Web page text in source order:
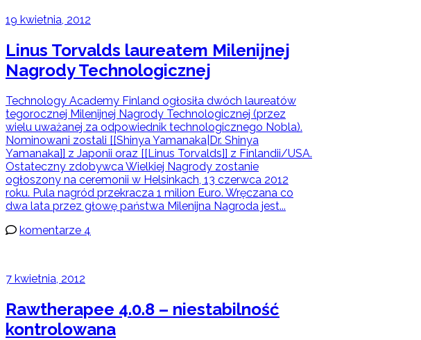
19 kwietnia, 2012
Linus Torvalds laureatem Milenijnej
Nagrody Technologicznej
Technology Academy Finland ogłosiła dwóch laureatów
tegorocznej Milenijnej Nagrody Technologicznej (przez
wielu uważanej za odpowiednik technologicznego Nobla).
Nominowani zostali [[Shinya Yamanaka|Dr. Shinya
Yamanaka]] z Japonii oraz [[Linus Torvalds]] z Finlandii/USA.
Ostateczny zdobywca Wielkiej Nagrody zostanie
ogłoszony na ceremonii w Helsinkach, 13 czerwca 2012
roku. Pula nagród przekracza 1 milion Euro. Wręczana co
dwa lata przez głowę państwa Milenijna Nagroda jest...
komentarze 4
7 kwietnia, 2012
Rawtherapee 4.0.8 – niestabilność
kontrolowana